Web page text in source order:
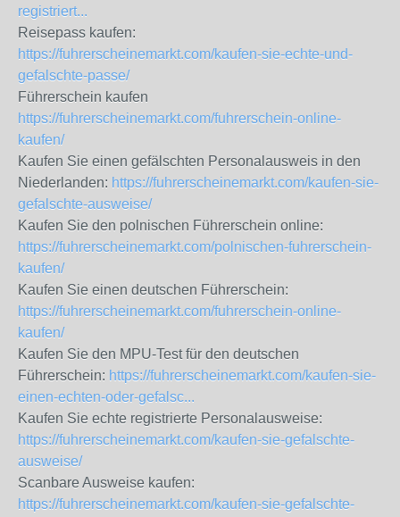
registriert...
Reisepass kaufen:
https://fuhrerscheinemarkt.com/kaufen-sie-echte-und-
gefalschte-passe/
Führerschein kaufen
https://fuhrerscheinemarkt.com/fuhrerschein-online-
kaufen/
Kaufen Sie einen gefälschten Personalausweis in den
Niederlanden: https://fuhrerscheinemarkt.com/kaufen-sie-
gefalschte-ausweise/
Kaufen Sie den polnischen Führerschein online:
https://fuhrerscheinemarkt.com/polnischen-fuhrerschein-
kaufen/
Kaufen Sie einen deutschen Führerschein:
https://fuhrerscheinemarkt.com/fuhrerschein-online-
kaufen/
Kaufen Sie den MPU-Test für den deutschen
Führerschein: https://fuhrerscheinemarkt.com/kaufen-sie-
einen-echten-oder-gefalsc...
Kaufen Sie echte registrierte Personalausweise:
https://fuhrerscheinemarkt.com/kaufen-sie-gefalschte-
ausweise/
Scanbare Ausweise kaufen:
https://fuhrerscheinemarkt.com/kaufen-sie-gefalschte-